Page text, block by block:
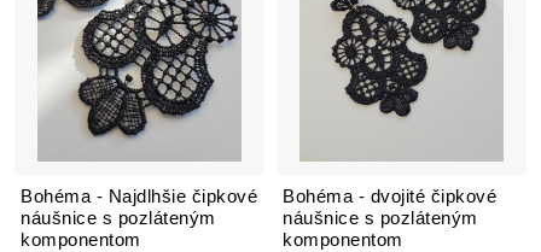
Bohéma - Najdlhšie čipkové
náušnice s pozláteným
komponentom
Bohéma - dvojité čipkové
náušnice s pozláteným
komponentom